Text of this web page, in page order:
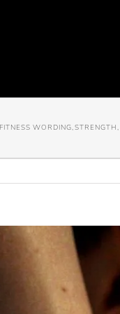
FITNESS WORDING STRENGTH